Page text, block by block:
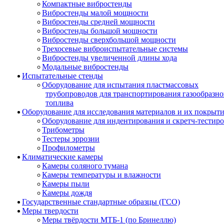
Компактные вибростенды
Вибростенды малой мощности
Вибростенды средней мощности
Вибростенды большой мощности
Вибростенды сверхбольшой мощности
Трехосевые виброиспытательные системы
Вибростенды увеличенной длины хода
Модальные вибростенды
Испытательные стенды
Оборудование для испытания пластмассовых
трубопроводов для транспортирования
топлива
Оборудование для исследования материалов и их
Оборудование для индентирования и скретч-
Трибометры
Тестеры эррозии
Профилометры
Климатические камеры
Камеры соляного тумана
Камеры температуры и влажности
Камеры пыли
Камеры дождя
Государственные стандартные образцы (ГСО)
Меры твердости
Меры твёрдости МТБ-1 (по Бринеллю)